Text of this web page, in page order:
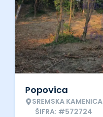
Popovica
SREMSKA KAMENICA
ŠIFRA: #572724